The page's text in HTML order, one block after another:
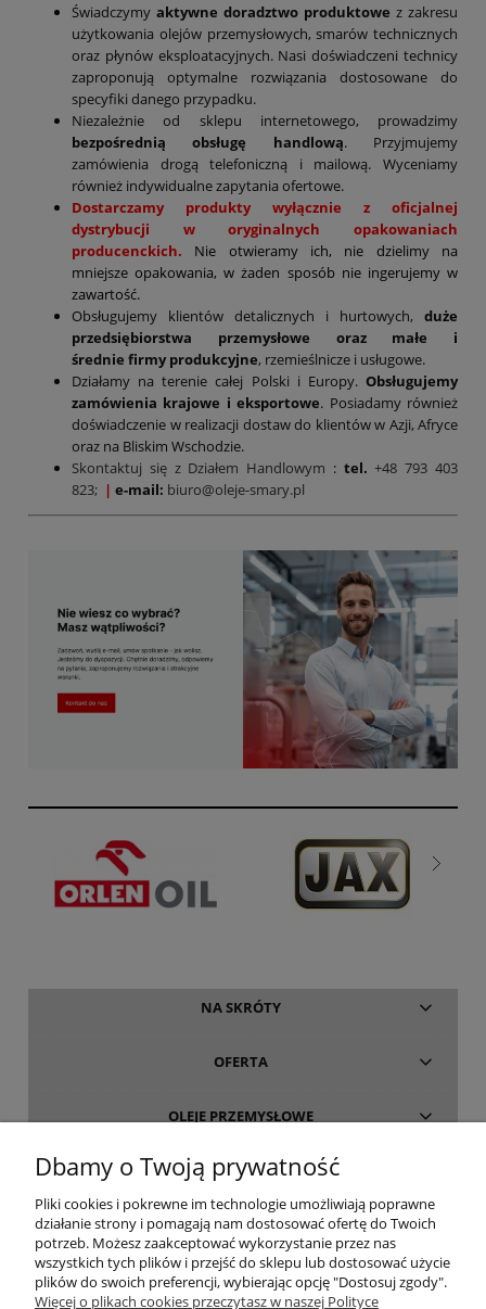
Świadczymy aktywne doradztwo produktowe z zakresu
użytkowania olejów przemysłowych, smarów technicznych
oraz płynów eksploatacyjnych. Nasi doświadczeni technicy
zaproponują optymalne rozwiązania dostosowane do
specyfiki danego przypadku.
Niezależnie od sklepu internetowego, prowadzimy
bezpośrednią obsługę handlową. Przyjmujemy
zamówienia drogą telefoniczną i mailową. Wyceniamy
również indywidualne zapytania ofertowe.
Dostarczamy produkty wyłącznie z oficjalnej
dystrybucji w oryginalnych opakowaniach
producenckich. Nie otwieramy ich, nie dzielimy na
mniejsze opakowania, w żaden sposób nie ingerujemy w
zawartość.
Obsługujemy klientów detalicznych i hurtowych, duże
przedsiębiorstwa przemysłowe oraz małe i
średnie firmy produkcyjne, rzemieślnicze i usługowe.
Działamy na terenie całej Polski i Europy. Obsługujemy
zamówienia krajowe i eksportowe. Posiadamy również
doświadczenie w realizacji dostaw do klientów w Azji, Afryce
oraz na Bliskim Wschodzie.
Skontaktuj się z Działem Handlowym : tel.+48 793 403
823; | e-mail: biuro@oleje-smary.pl
NA SKRÓTY
OFERTA
OLEJE PRZEMYSŁOWE
INFORMACJE
O FIRMIE
Dbamy o Twoją prywatność
Pliki cookies i pokrewne im technologie umożliwiają poprawne
działanie strony i pomagają nam dostosować ofertę do Twoich
potrzeb. Możesz zaakceptować wykorzystanie przez nas
wszystkich tych plików i przejść do sklepu lub dostosować użycie
plików do swoich preferencji, wybierając opcję "Dostosuj zgody".
Więcej o plikach cookies przeczytasz w naszej Polityce